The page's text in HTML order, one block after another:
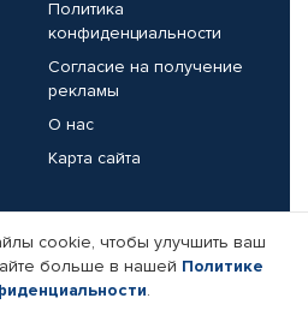
Политика
конфиденциальности
Согласие на получение
рекламы
О нас
Карта сайта
Реквизиты компании
cookie, чтобы улучшить ваш
больше в нашей Политике
.